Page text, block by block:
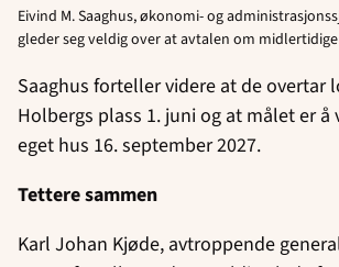
Eivind M. Saaghus, økonomi- og
gleder seg veldig over at avtalen om
Saaghus forteller videre at de overtar
Holbergs plass 1. juni og at målet er
eget hus 16. september 2027.
Tettere sammen
Karl Johan Kjøde, avtroppende